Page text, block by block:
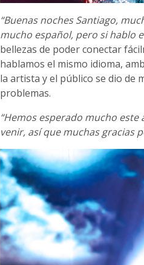
“Buenas noches Santiago,
mucho español, pero si hablo
bellezas de poder conectar
hablamos el mismo idioma,
la artista y el público se dio de
problemas.
“Hemos esperado mucho
venir, así que muchas gracias